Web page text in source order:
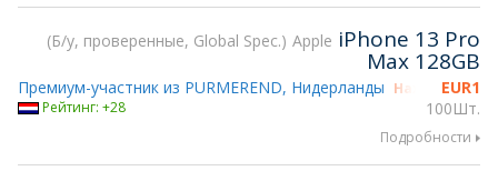
Б/у, проверенные, Global Spec. Apple iPhone 13 Pro
Max 128GB
EUR1
100Шт.
Премиум-участник из PURMEREND, Нидерланды Находится на
Рейтинг: +28
Подробности